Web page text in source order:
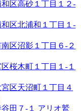
区高砂１丁目１２-
区北浦和１丁目１-
区沼影１丁目６-２
桜木町１丁目１-１
区天沼町１丁目４
田７-１ アリオ鷲